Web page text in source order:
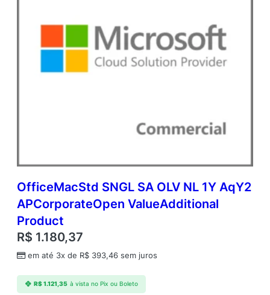
OfficeMacStd SNGL SA OLV NL 1Y AqY2
APCorporateOpen ValueAdditional
Product
R$ 1.180,37
em até 3x de R$ 393,46 sem juros
R$1.121,35 à vista no Pix ou Boleto